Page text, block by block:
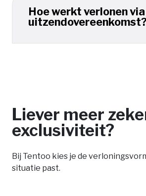
Hoe werkt verlonen
Liever meer
exclusiviteit?
Bij Tentoo kies je de
situatie past.